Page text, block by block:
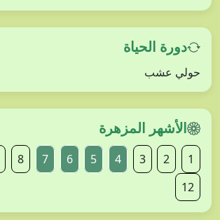
دورة الحياة
حولي عشب
الأشهر المزهرة
1
2
3
4
5
6
7
8
12